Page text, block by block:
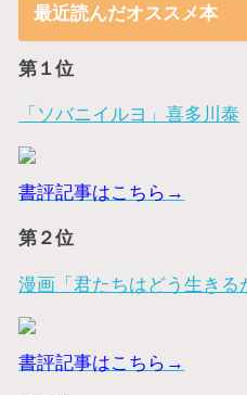
最近読んだオススメ本
第１位
「ソバニイルヨ」喜多川泰
書評記事はこちら→
第２位
漫画「君たちはどう生き
書評記事はこちら→